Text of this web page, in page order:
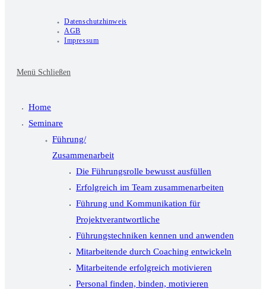
Datenschutzhinweis
AGB
Impressum
Menü Schließen
Home
Seminare
Führung/
Zusammenarbeit
Die Führungsrolle bewusst ausfüllen
Erfolgreich im Team zusammenarbeiten
Führung und Kommunikation für
Projektverantwortliche
Führungstechniken kennen und anwenden
Mitarbeitende durch Coaching entwickeln
Mitarbeitende erfolgreich motivieren
Personal finden, binden, motivieren